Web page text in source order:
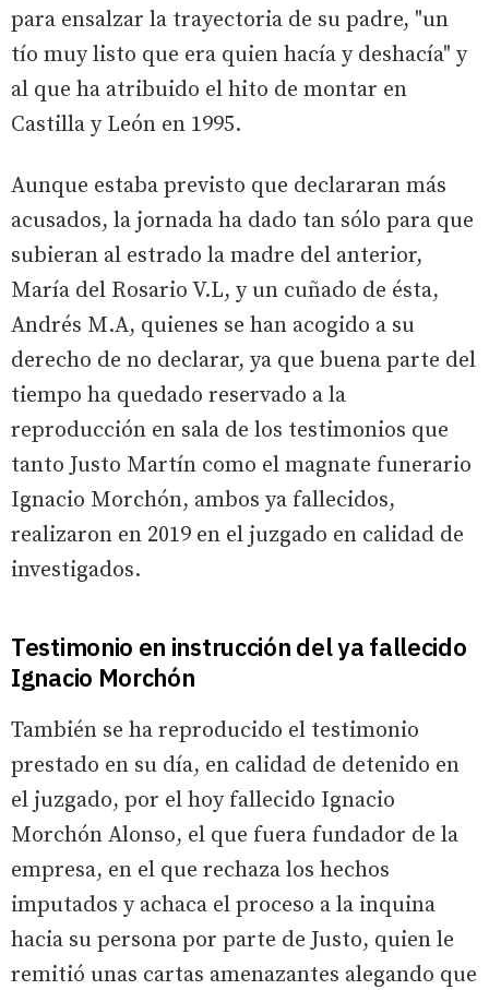
para ensalzar la trayectoria de su padre, "un
tío muy listo que era quien hacía y deshacía" y
al que ha atribuido el hito de montar en
Castilla y León en 1995.
Aunque estaba previsto que declararan más
acusados, la jornada ha dado tan sólo para que
subieran al estrado la madre del anterior,
María del Rosario V.L, y un cuñado de ésta,
Andrés M.A, quienes se han acogido a su
derecho de no declarar, ya que buena parte del
tiempo ha quedado reservado a la
reproducción en sala de los testimonios que
tanto Justo Martín como el magnate funerario
Ignacio Morchón, ambos ya fallecidos,
realizaron en 2019 en el juzgado en calidad de
investigados.
Testimonio en instrucción del ya fallecido
Ignacio Morchón
También se ha reproducido el testimonio
prestado en su día, en calidad de detenido en
el juzgado, por el hoy fallecido Ignacio
Morchón Alonso, el que fuera fundador de la
empresa, en el que rechaza los hechos
imputados y achaca el proceso a la inquina
hacia su persona por parte de Justo, quien le
remitió unas cartas amenazantes alegando que